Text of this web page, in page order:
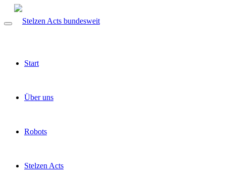
Start
Über uns
Robots
Stelzen Acts